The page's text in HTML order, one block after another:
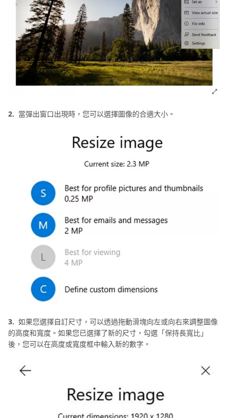
2. 當彈出窗口出現時，您可以選擇圖像的合適大小。
3. 如果您選擇自訂尺寸，可以透過拖動滑塊向左或向右來調整圖像
的高度和寬度。如果您已選擇了新的尺寸，勾選「保持長寬比」
後，您可以在高度或寬度框中輸入新的數字。